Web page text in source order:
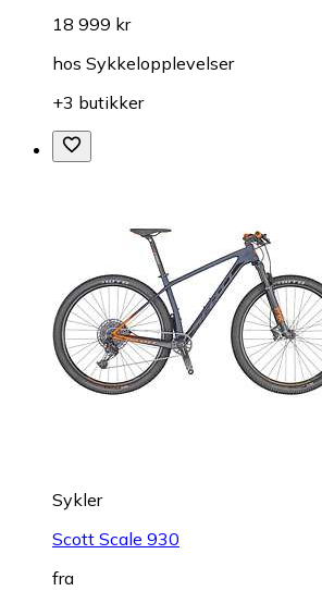
18 999 kr
hos Sykkelopplevelser
+3 butikker
Sykler
Scott Scale 930
fra